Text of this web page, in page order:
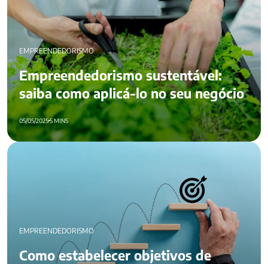
EMPREENDEDORISMO
Empreendedorismo sustentável:
saiba como aplicá-lo no seu negócio
05/05/20255 MINS
Como estabelecer objetivos de vida e alcançá-los?
EMPREENDEDORISMO
Como estabelecer objetivos de